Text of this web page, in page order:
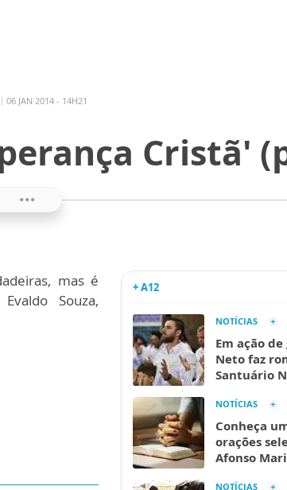
06 JAN 2014 - 14H21
Cristã'
mas é
Souza,
+ A12
NOTÍCIAS
Em ação de
Neto faz
Santuário
NOTÍCIAS
Conheça
orações
Afonso
NOTÍCIAS